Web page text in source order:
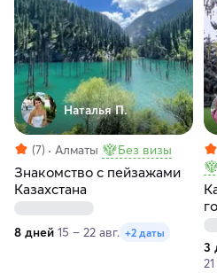
Наталья П.
(7) Алматы Без визы
Знакомство с пейзажами
Казахстана
8 дней 15 – 22 авг. +2 даты
3